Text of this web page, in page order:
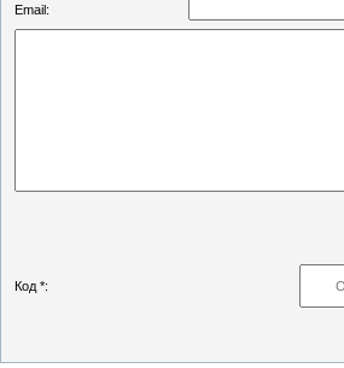
Email:
Код *: